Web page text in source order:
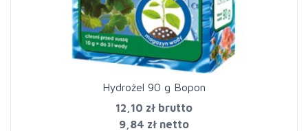
Hydrożel 90 g Bopon
12,10 zł brutto
9,84 zł netto